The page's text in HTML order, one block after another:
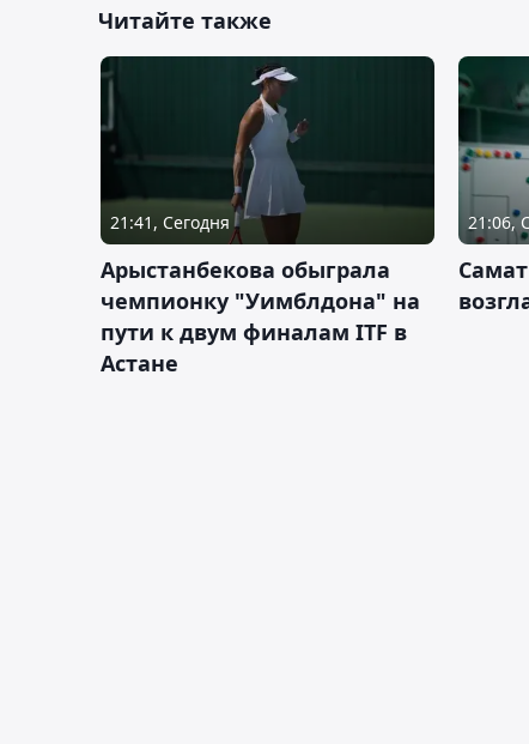
Читайте также
21:41, Сегодня
Арыстанбекова обыграла
чемпионку "Уимблдона" на
пути к двум финалам ITF в
Астане
21:06,